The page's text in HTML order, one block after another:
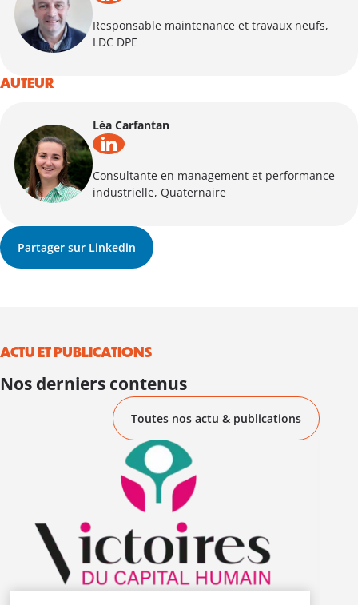
Responsable maintenance et travaux neufs,
LDC DPE
AUTEUR
Léa Carfantan
Consultante en management et performance
industrielle, Quaternaire
Partager sur Linkedin
ACTU ET PUBLICATIONS
Nos derniers contenus
Toutes nos actu & publications